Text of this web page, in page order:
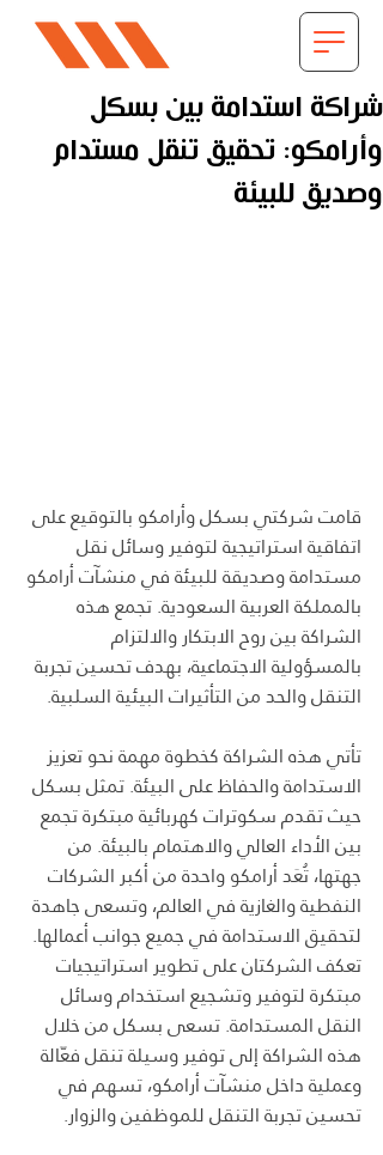
شراكة استدامة بين بسكل
وأرامكو: تحقيق تنقل مستدام
وصديق للبيئة
قامت شركتي بسكل وأرامكو بالتوقيع على
اتفاقية استراتيجية لتوفير وسائل نقل
مستدامة وصديقة للبيئة في منشآت أرامكو
بالمملكة العربية السعودية. تجمع هذه
الشراكة بين روح الابتكار والالتزام
بالمسؤولية الاجتماعية، بهدف تحسين تجربة
التنقل والحد من التأثيرات البيئية السلبية.
تأتي هذه الشراكة كخطوة مهمة نحو تعزيز
الاستدامة والحفاظ على البيئة. تمثل بسكل
حيث تقدم سكوترات كهربائية مبتكرة تجمع
بين الأداء العالي والاهتمام بالبيئة. من
جهتها، تُعَد أرامكو واحدة من أكبر الشركات
النفطية والغازية في العالم، وتسعى جاهدة
لتحقيق الاستدامة في جميع جوانب أعمالها.
تعكف الشركتان على تطوير استراتيجيات
مبتكرة لتوفير وتشجيع استخدام وسائل
النقل المستدامة. تسعى بسكل من خلال
هذه الشراكة إلى توفير وسيلة تنقل فعّالة
وعملية داخل منشآت أرامكو، تسهم في
تحسين تجربة التنقل للموظفين والزوار.